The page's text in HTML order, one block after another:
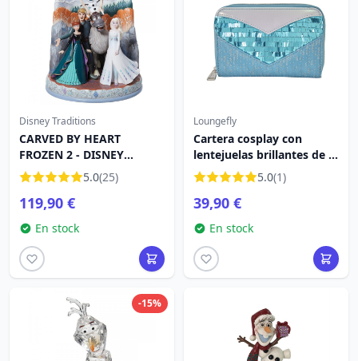
Disney Traditions
CARVED BY HEART
FROZEN 2 - DISNEY
TRADITIONS5.0(25)
119,90 €
En stock
Loungefly
Cartera cosplay con
lentejuelas brillantes de la
princesa Elsa - Disney
Loungefly Frozen
5.0(1)
39,90 €
En stock
-15%